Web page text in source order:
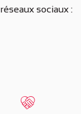
sociaux :